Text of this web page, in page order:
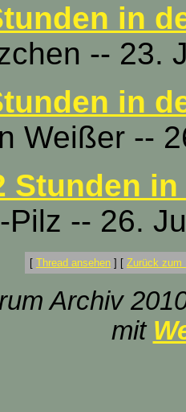
in
-- 23.
in
Weißer --
Stunden
Pilz -- 26.
[ Thread ansehen ] [ Zurück zum
Archiv
mit